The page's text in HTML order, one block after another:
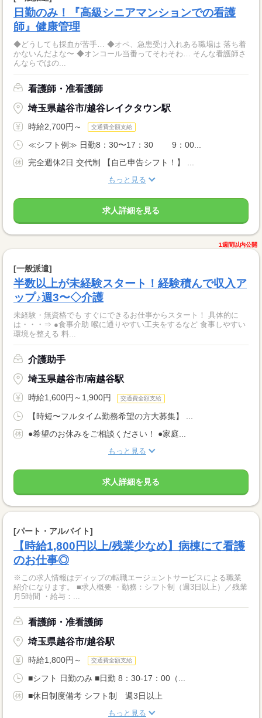
日勤のみ！『高級シニアマンションでの看護
師』健康管理
◆どうしても採血が苦手… ◆オペ、急患受け入れある職場は 落ち着
かないんだよな〜 ◆オンコール当番ってそわそわ… そんな看護師さ
んならではの...
看護師・准看護師
埼玉県越谷市/越谷レイクタウン駅
時給2,700円～ 交通費全額支給
≪シフト例≫ 日勤8：30〜17：30 9：00...
完全週休2日 交代制 【自己申告シフト！】 ...
もっと見る
求人詳細を見る
1週間以内公開
[一般派遣]
半数以上が未経験スタート！経験積んで収入ア
ップ♪週3〜◇介護
未経験・無資格でも すぐにできるお仕事からスタート！ 具体的に
は・・・⇒ ●食事介助 喉に通りやすい工夫をするなど 食事しやすい
環境を整える 料...
介護助手
埼玉県越谷市/南越谷駅
時給1,600円～1,900円 交通費全額支給
【時短〜フルタイム勤務希望の方大募集】 ...
●希望のお休みをご相談ください！ ●家庭...
もっと見る
求人詳細を見る
[パート・アルバイト]
【時給1,800円以上/残業少なめ】病棟にて看護
のお仕事◎
※この求人情報はディップの転職エージェントサービスによる職業
紹介になります。 ■求人概要 ・勤務：シフト制（週3日以上）／残業
月5時間 ・給与：...
看護師・准看護師
埼玉県越谷市/越谷駅
時給1,800円～ 交通費全額支給
■シフト 日勤のみ ■日勤 8：30-17：00（...
■休日制度備考 シフト制 週3日以上
もっと見る